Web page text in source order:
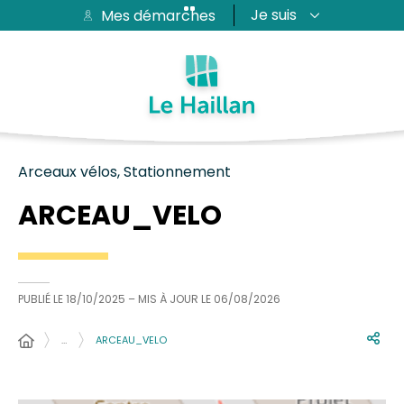
Aide et accessibilité
Passer au menu
Passer au contenuMes démarches Je suis
Arceaux vélos, Stationnement
ARCEAU_VELO
PUBLIÉ LE18/10/2025 – MIS À JOUR LE 06/08/2026
… ARCEAU_VELO